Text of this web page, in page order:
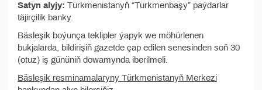
Satyn alyjy: Türkmenistanyň “Türkmenbaşy” paýdarlar
täjirçilik banky.
Bäsleşik boýunça teklipler ýapyk we möhürlenen
bukjalarda, bildirişiň gazetde çap edilen senesinden soň 30
(otuz) iş gününiň dowamynda iberilmeli.
Bäsleşik resminamalaryny Türkmenistanyň Merkezi